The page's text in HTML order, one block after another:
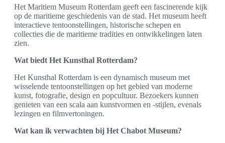
Het Maritiem Museum Rotterdam geeft een fascinerende kijk
op de maritieme geschiedenis van de stad. Het museum heeft
interactieve tentoonstellingen, historische schepen en
collecties die de maritieme tradities en ontwikkelingen laten
zien.
Wat biedt Het Kunsthal Rotterdam?
Het Kunsthal Rotterdam is een dynamisch museum met
wisselende tentoonstellingen op het gebied van moderne
kunst, fotografie, design en popcultuur. Bezoekers kunnen
genieten van een scala aan kunstvormen en -stijlen, evenals
lezingen en filmvertoningen.
Wat kan ik verwachten bij Het Chabot Museum?